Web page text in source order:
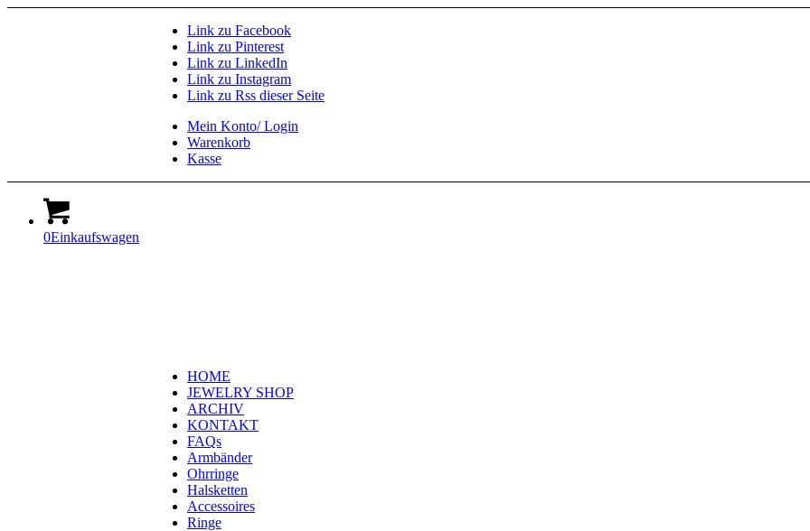
Link zu Facebook
Link zu Pinterest
Link zu LinkedIn
Link zu Instagram
Link zu Rss dieser Seite
Mein Konto/ Login
Warenkorb
Kasse
0Einkaufswagen
HOME
JEWELRY SHOP
ARCHIV
KONTAKT
FAQs
Armbänder
Ohrringe
Halsketten
Accessoires
Ringe